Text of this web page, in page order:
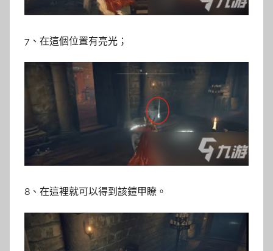
7、在這個位置有亮光；
8、在這裡就可以得到該鎧甲瞭。